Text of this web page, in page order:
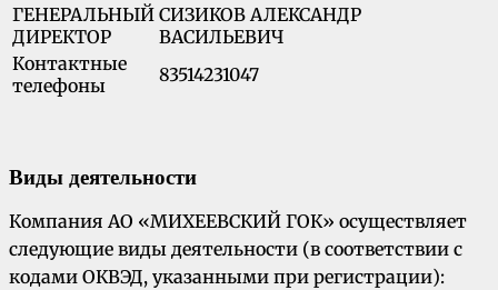
ГЕНЕРАЛЬНЫЙ
ДИРЕКТОР
СИЗИКОВ АЛЕКСАНДР
ВАСИЛЬЕВИЧ
Контактные
телефоны
83514231047
Виды деятельности
Компания АО «МИХЕЕВСКИЙ ГОК» осуществляет
следующие виды деятельности (в соответствии с
кодами ОКВЭД, указанными при регистрации):